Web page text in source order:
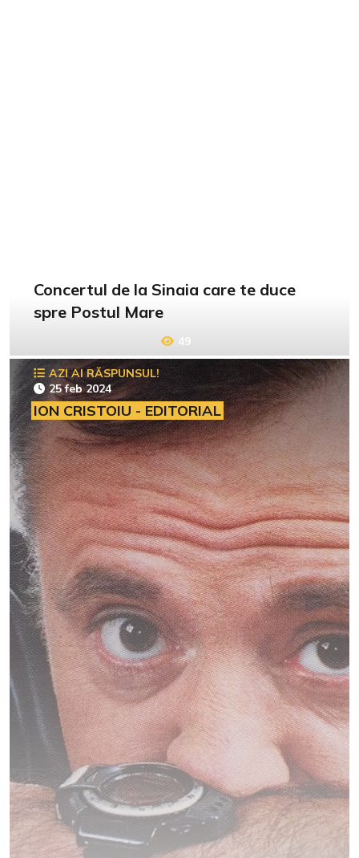
Concertul de la Sinaia care te duce
spre Postul Mare
49
AZI AI RĂSPUNSUL!
25 feb 2024
ION CRISTOIU - EDITORIAL